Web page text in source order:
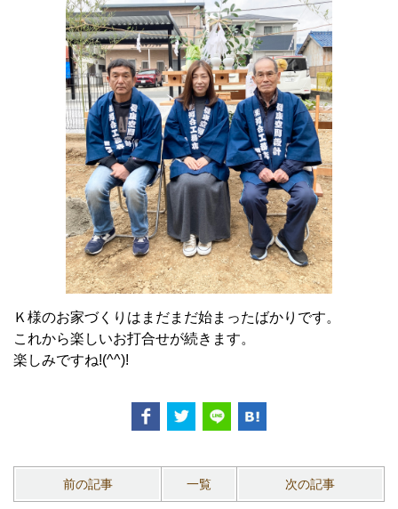
Ｋ様のお家づくりはまだまだ始まったばかりです。
これから楽しいお打合せが続きます。
楽しみですね!(^^)!
前の記事 一覧 次の記事